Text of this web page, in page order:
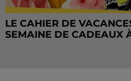
LE CAHIER DE
SEMAINE DE CADEAUX